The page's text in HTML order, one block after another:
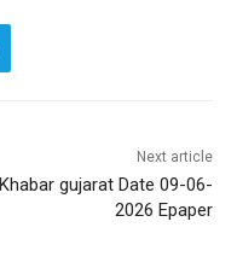
Next article
Khabar gujarat Date 09-06-
2026 Epaper